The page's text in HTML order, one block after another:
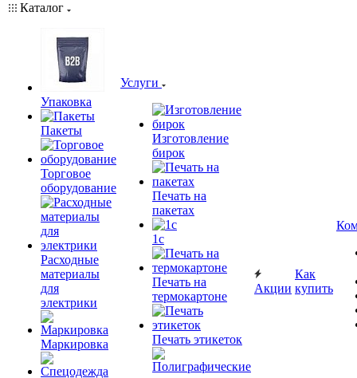
Каталог
Упаковка
Пакеты
Торговое
оборудование
Расходные
материалы
для
электрики
Маркировка
Услуги
Изготовление
бирок
Печать на
пакетах
1c
Печать на
термокартоне
Печать этикеток
Акции
Как
купить